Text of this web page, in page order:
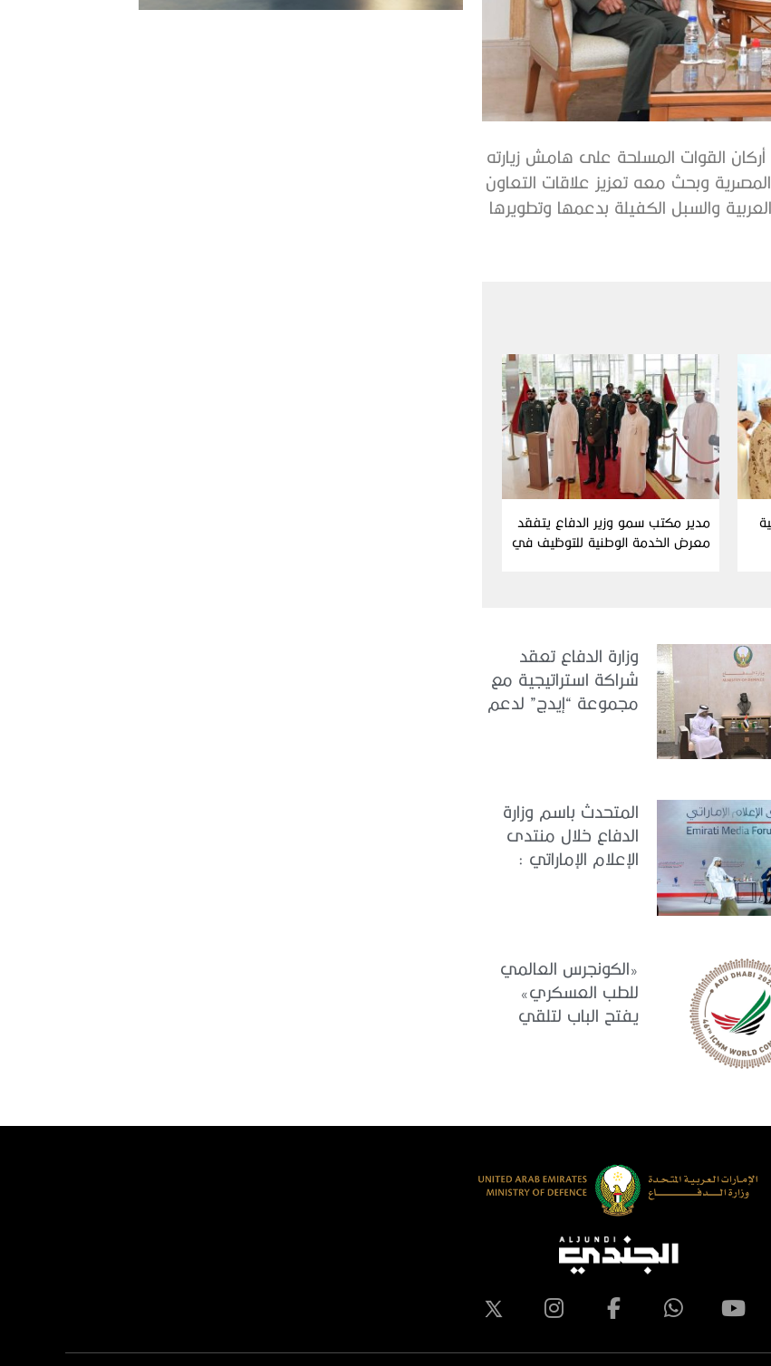
القوات المسلحة على هامش زيارته
وبحث معه تعزيز علاقات التعاون
والسبل الكفيلة بدعمها وتطويرها
مدير مكتب سمو وزير الدفاع يتفقد
معرض الخدمة الوطنية للتوظيف في
وزارة الدفاع تعقد
شراكة استراتيجية مع
مجموعة “إيدج” لدعم
المتحدث باسم وزارة
الدفاع خلال منتدى
الإعلام الإماراتي :
«الكونجرس العالمي
للطب العسكري»
يفتح الباب لتلقي